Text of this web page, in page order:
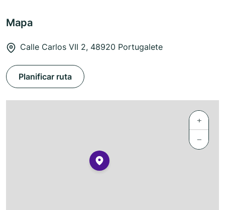
Mapa
Calle Carlos VII 2, 48920 Portugalete
Planificar ruta
+
−